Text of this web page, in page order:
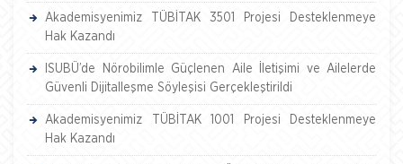
Akademisyenimiz TÜBİTAK 3501 Projesi Desteklenmeye
Hak Kazandı
ISUBÜ’de Nörobilimle Güçlenen Aile İletişimi ve Ailelerde
Güvenli Dijitalleşme Söyleşisi Gerçekleştirildi
Akademisyenimiz TÜBİTAK 1001 Projesi Desteklenmeye
Hak Kazandı